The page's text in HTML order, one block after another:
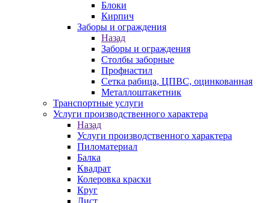
Блоки
Кирпич
Заборы и ограждения
Назад
Заборы и ограждения
Столбы заборные
Профнастил
Сетка рабица, ЦПВС, оцинкованная
Металлоштакетник
Транспортные услуги
Услуги производственного характера
Назад
Услуги производственного характера
Пиломатериал
Балка
Квадрат
Колеровка краски
Круг
Лист